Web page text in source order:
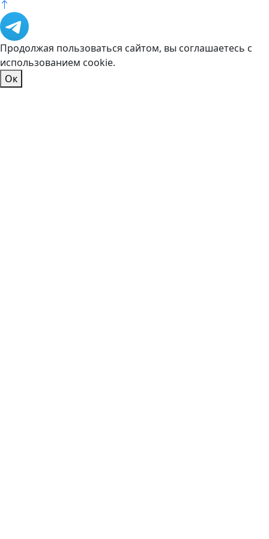
Продолжая пользоваться сайтом, вы соглашаетесь с
использованием cookie.
Ок